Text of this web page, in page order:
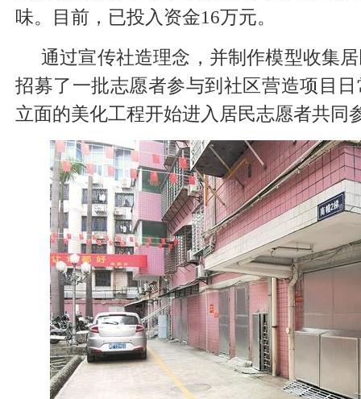
味。目前，已投入资金16万元。
通过宣传社造理念，并制作模型收集
招募了一批志愿者参与到社区营造项目
立面的美化工程开始进入居民志愿者共同